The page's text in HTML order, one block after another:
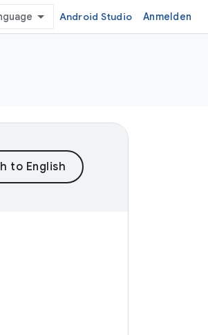
Android Studio Anmelden